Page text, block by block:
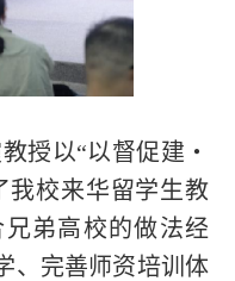
授以“以督促建・
我校来华留学生教
弟高校的做法经
、完善师资培训体